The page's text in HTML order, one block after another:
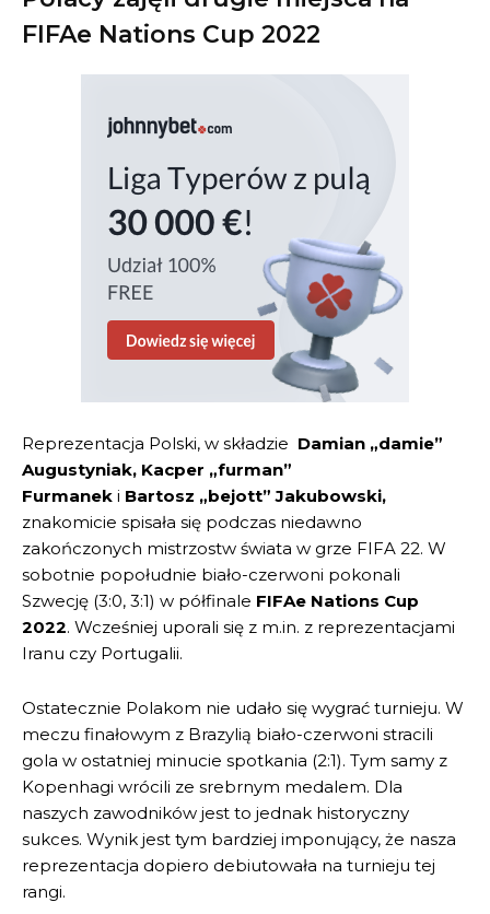
FIFAe Nations Cup 2022
Reprezentacja Polski, w składzie Damian „damie”
Augustyniak, Kacper „furman”
Furmanek i Bartosz „bejott” Jakubowski,
znakomicie spisała się podczas niedawno
zakończonych mistrzostw świata w grze FIFA 22. W
sobotnie popołudnie biało-czerwoni pokonali
Szwecję (3:0, 3:1) w półfinale FIFAe Nations Cup
2022. Wcześniej uporali się z m.in. z reprezentacjami
Iranu czy Portugalii.
Ostatecznie Polakom nie udało się wygrać turnieju. W
meczu finałowym z Brazylią biało-czerwoni stracili
gola w ostatniej minucie spotkania (2:1). Tym samy z
Kopenhagi wrócili ze srebrnym medalem. Dla
naszych zawodników jest to jednak historyczny
sukces. Wynik jest tym bardziej imponujący, że nasza
reprezentacja dopiero debiutowała na turnieju tej
rangi.